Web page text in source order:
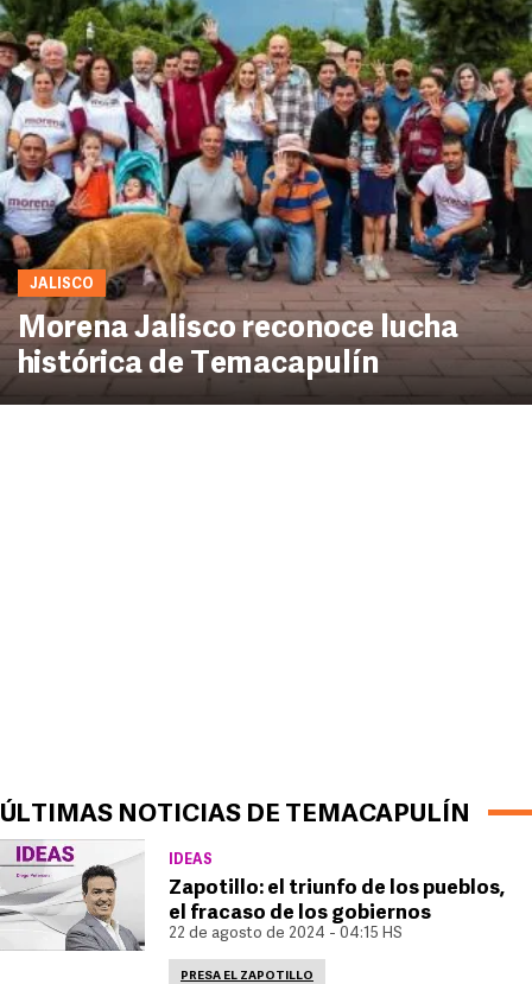
JALISCO
Morena Jalisco reconoce lucha
histórica de Temacapulín
ÚLTIMAS NOTICIAS DE TEMACAPULÍN
IDEAS
Zapotillo: el triunfo de los pueblos,
el fracaso de los gobiernos
22 de agosto de 2024 - 04:15 HS
PRESA EL ZAPOTILLO